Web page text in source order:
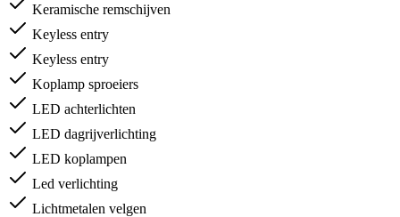
Keramische remschijven
Keyless entry
Keyless entry
Koplamp sproeiers
LED achterlichten
LED dagrijverlichting
LED koplampen
Led verlichting
Lichtmetalen velgen